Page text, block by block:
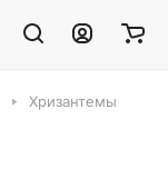
Хризантемы